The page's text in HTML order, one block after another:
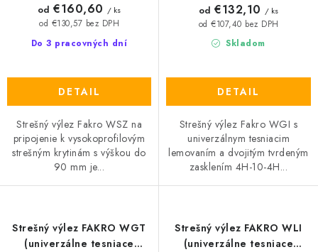
Do 3 pracovných dní
od €130,57 bez DPH
od €160,60 / ks
DETAIL
Strešný výlez Fakro WSZ na
pripojenie k vysokoprofilovým
strešným krytinám s výškou do
90 mm je...
Skladom
od €107,40 bez DPH
od €132,10 / ks
DETAIL
Strešný výlez Fakro WGI s
univerzálnym tesniacim
lemovaním a dvojitým tvrdeným
zasklením 4H-10-4H...
Strešný výlez FAKRO WGT
(univerzálne tesniace
Strešný výlez FAKRO WLI
(univerzálne tesniace